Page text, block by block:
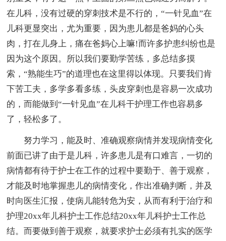
在儿科，没有过硬的穿刺技术是不行的，“一针见血”在
儿科更显突出，尤为重要，因为患儿都是爸妈的心头
肉，打在儿身上，痛在爸妈心上嘛!而许多护患纠纷也是
因为这个原因。所以我们要勤学苦练，多总结多摸
索，“熟能生巧”的道理也在这里得以体现。只要我们肯
下苦工夫，多学多看多练，头皮穿刺也是容易一次成功
的，而能做到“一针见血”在儿科干护理工作也容易多
了，轻松多了。
努力学习，能及时、准确观察病情并发现病情变化
前面已讲了由于是儿科，许多患儿是有口难言，一切的
病情都有待于护士在工作的过程中要勤于、善于观察，
才能及时地掌握患儿的病情变化，作出准确判断，并及
时向医生汇报，使病儿能转危为安，从而有利于治疗和
护理20xx年儿科护士工作总结20xx年儿科护士工作总
结。而要做到善于观察，就要求护士必须有扎实的医学